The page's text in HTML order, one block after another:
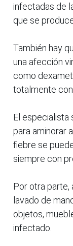
infectadas de
que se
También hay
una afección
como
totalmente
El especialista
para aminorar
fiebre se
siempre con
Por otra
lavado de
objetos,
infectado.